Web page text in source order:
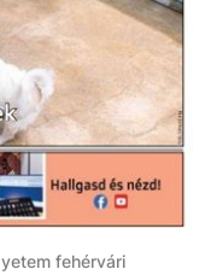
fehérvári